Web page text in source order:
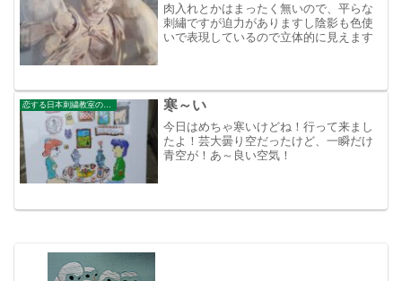
肉入れとかはまったく無いので、平らな
刺繡ですが迫力がありますし陰影も色使
いで表現しているので立体的に見えます
寒～い
今日はめちゃ寒いけどね！行って来まし
たよ！芸大曇り空だったけど、一瞬だけ
青空が！あ～良い空気！